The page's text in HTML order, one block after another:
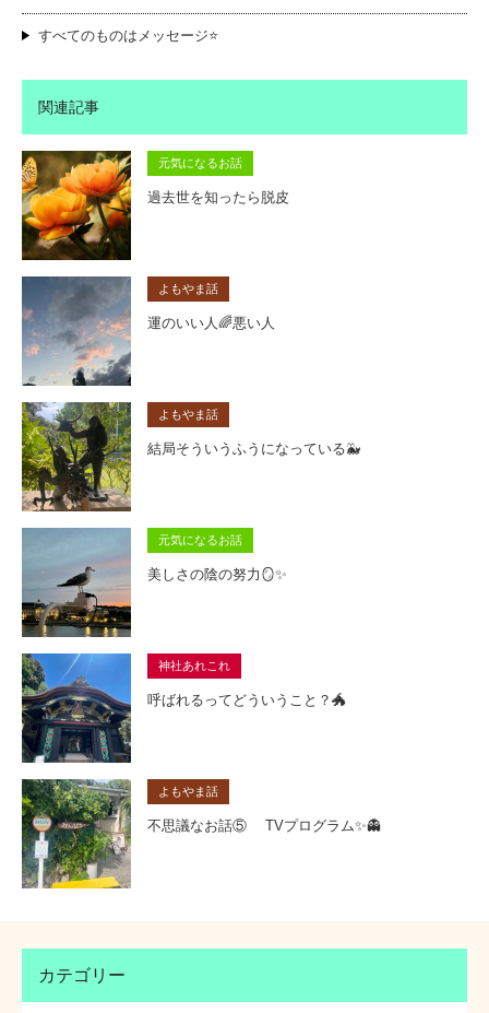
すべてのものはメッセージ⭐️
関連記事
元気になるお話
過去世を知ったら脱皮
よもやま話
運のいい人🌈悪い人
よもやま話
結局そういうふうになっている🐳
元気になるお話
美しさの陰の努力🪞✨
神社あれこれ
呼ばれるってどういうこと？🐲
よもやま話
不思議なお話⑤ TVプログラム✨👻
カテゴリー